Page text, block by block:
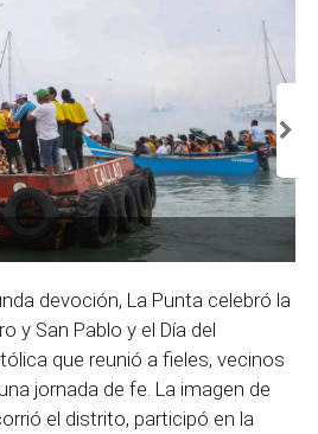
devoción, La Punta celebró la
y San Pablo y el Día del
que reunió a fieles, vecinos
jornada de fe. La imagen de
el distrito, participó en la